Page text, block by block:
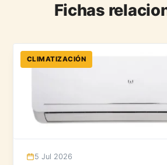
Fichas
CLIMATIZACIÓN
5 Jul 2026